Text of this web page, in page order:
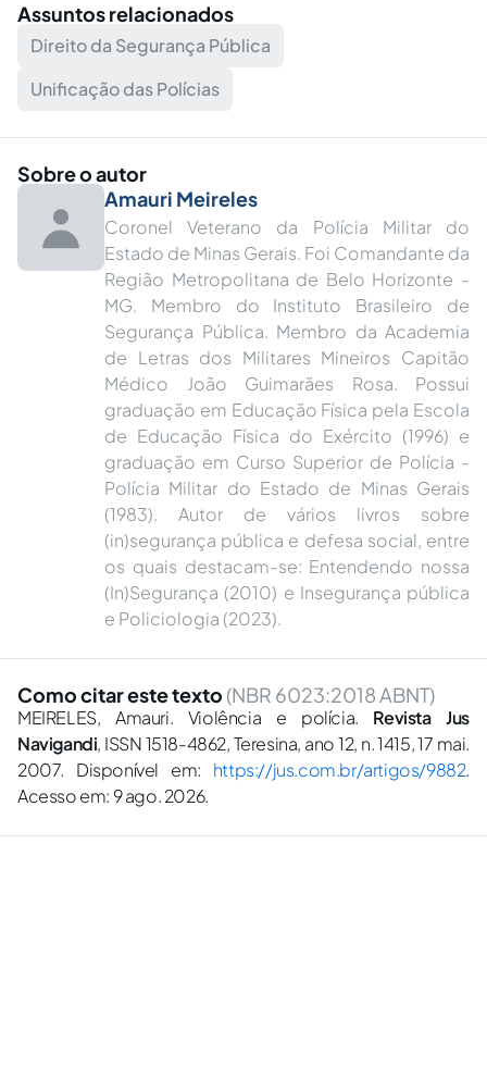
Assuntos relacionados
Direito da Segurança Pública
Unificação das Polícias
Sobre o autor
Amauri Meireles
Coronel Veterano da Polícia Militar do
Estado de Minas Gerais. Foi Comandante da
Região Metropolitana de Belo Horizonte -
MG. Membro do Instituto Brasileiro de
Segurança Pública. Membro da Academia
de Letras dos Militares Mineiros Capitão
Médico João Guimarães Rosa. Possui
graduação em Educação Física pela Escola
de Educação Física do Exército (1996) e
graduação em Curso Superior de Polícia -
Polícia Militar do Estado de Minas Gerais
(1983). Autor de vários livros sobre
(in)segurança pública e defesa social, entre
os quais destacam-se: Entendendo nossa
(In)Segurança (2010) e Insegurança pública
e Policiologia (2023).
Como citar este texto (NBR 6023:2018 ABNT)
MEIRELES, Amauri. Violência e polícia. Revista Jus
Navigandi, ISSN 1518-4862, Teresina, ano 12, n. 1415, 17 mai.
2007. Disponível em: https://jus.com.br/artigos/9882.
Acesso em: 9 ago. 2026.